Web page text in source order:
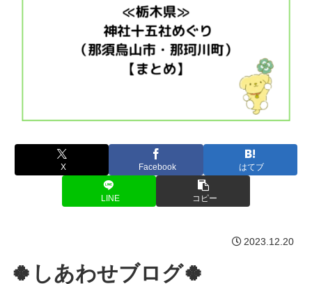
X Facebook はてブ
LINE コピー
2023.12.20
🍀しあわせブログ🍀